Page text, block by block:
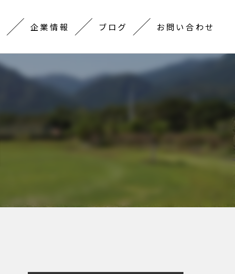
企業情報 ブログ お問い合わせ